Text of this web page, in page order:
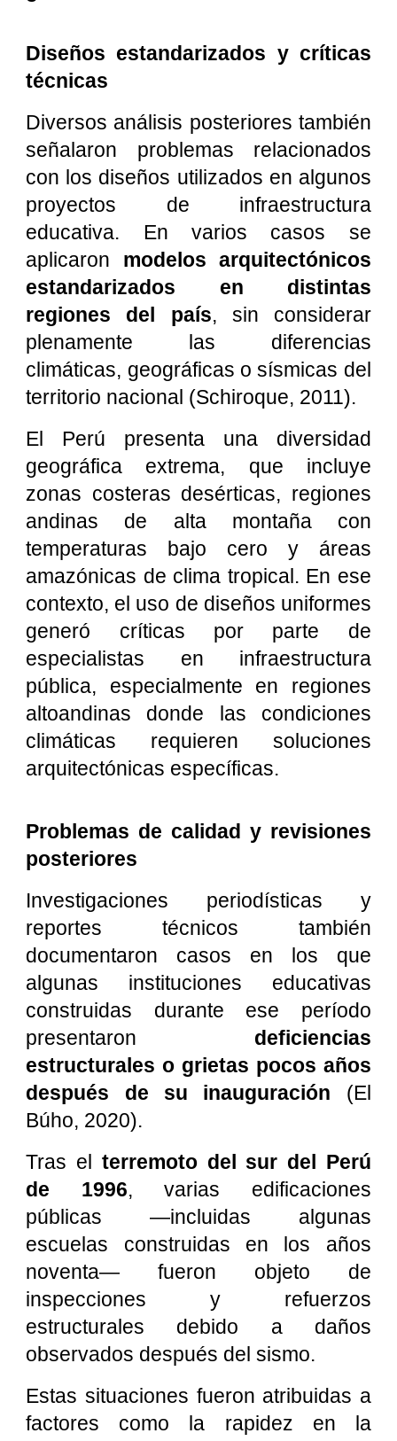
Diseños estandarizados y críticas
técnicas
Diversos análisis posteriores también
señalaron problemas relacionados
con los diseños utilizados en algunos
proyectos de infraestructura
educativa. En varios casos se
aplicaron modelos arquitectónicos
estandarizados en distintas
regiones del país, sin considerar
plenamente las diferencias
climáticas, geográficas o sísmicas del
territorio nacional (Schiroque, 2011).
El Perú presenta una diversidad
geográfica extrema, que incluye
zonas costeras desérticas, regiones
andinas de alta montaña con
temperaturas bajo cero y áreas
amazónicas de clima tropical. En ese
contexto, el uso de diseños uniformes
generó críticas por parte de
especialistas en infraestructura
pública, especialmente en regiones
altoandinas donde las condiciones
climáticas requieren soluciones
arquitectónicas específicas.
Problemas de calidad y revisiones
posteriores
Investigaciones periodísticas y
reportes técnicos también
documentaron casos en los que
algunas instituciones educativas
construidas durante ese período
presentaron deficiencias
estructurales o grietas pocos años
después de su inauguración (El
Búho, 2020).
Tras el terremoto del sur del Perú
de 1996, varias edificaciones
públicas —incluidas algunas
escuelas construidas en los años
noventa— fueron objeto de
inspecciones y refuerzos
estructurales debido a daños
observados después del sismo.
Estas situaciones fueron atribuidas a
factores como la rapidez en la